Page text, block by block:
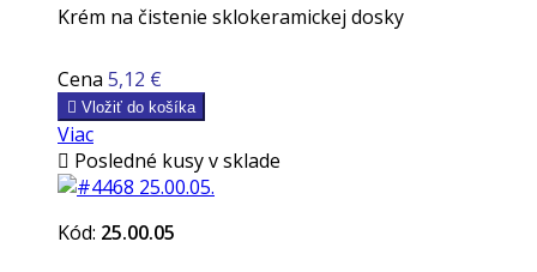
Krém na čistenie sklokeramickej dosky
Cena 5,12 €
 Vložiť do košíka
Viac
 Posledné kusy v sklade
Kód: 25.00.05